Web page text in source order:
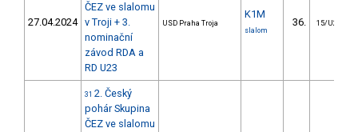
27.04.2024
ČEZ ve slalomu
v Troji + 3.
nominační
závod RDA a
RD U23
USD Praha Troja
K1M
slalom
36. 15/U23
31 2. Český
pohár Skupina
ČEZ ve slalomu